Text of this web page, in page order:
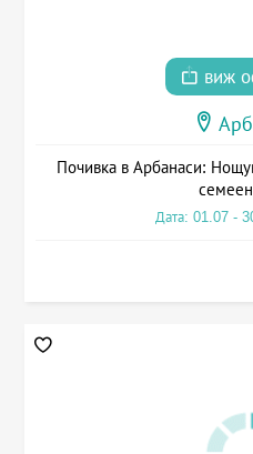
виж
Почивка в Арбанаси:
Дата: 01.07 -